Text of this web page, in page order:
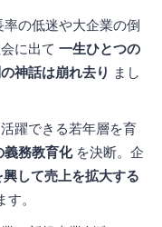
率の低迷や大企業の倒
に出て 一生ひとつの
神話は崩れ去り まし
躍できる若年層を育
義務教育化を決断。企
して売上を拡大する
。